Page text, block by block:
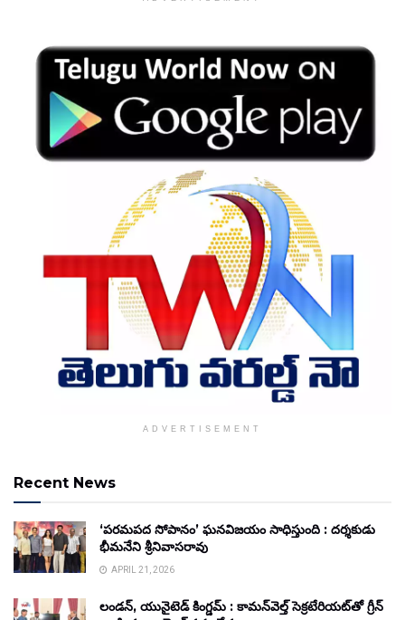
ADVERTISEMENT
Recent News
‘పరమపద సోపానం’ ఘనవిజయం సాధిస్తుంది : దర్శకుడు
భీమనేని శ్రీనివాసరావు
APRIL 21, 2026
లండన్, యునైటెడ్ కింగ్డమ్ : కామన్‌వెల్త్ సెక్రటేరియట్‌తో గ్రీన్